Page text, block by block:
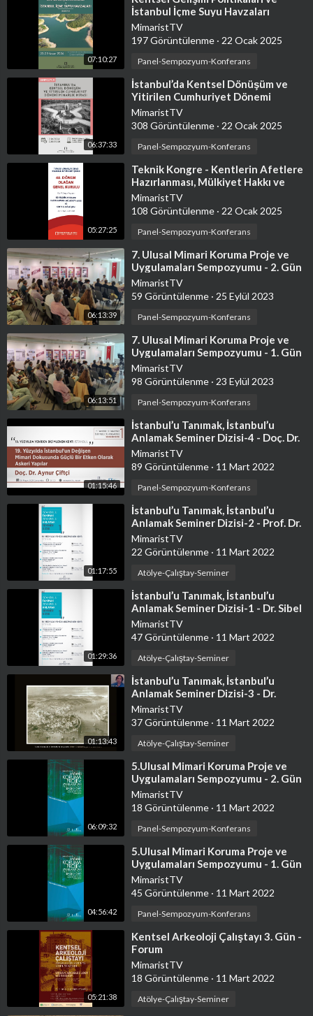
07:10:27
İstanbul İçme Suyu Havzaları
Sempozyumu - 1. Gün
MimaristTV
197 Görüntülenme · 22 Ocak 2025
Panel-Sempozyum-Konferans
06:37:33
⁣İstanbul’da Kentsel Dönüşüm ve
Yitirilen Cumhuriyet Dönemi
Mimarlık Mirası Sempozyumu
MimaristTV
308 Görüntülenme · 22 Ocak 2025
Panel-Sempozyum-Konferans
05:27:25
⁣Teknik Kongre - Kentlerin Afetlere
Hazırlanması, Mülkiyet Hakkı ve
Kentsel Dönüşüm
MimaristTV
108 Görüntülenme · 22 Ocak 2025
Panel-Sempozyum-Konferans
06:13:39
⁣7. Ulusal Mimari Koruma Proje ve
Uygulamaları Sempozyumu - 2. Gün
MimaristTV
59 Görüntülenme · 25 Eylül 2023
Panel-Sempozyum-Konferans
06:13:51
⁣7. Ulusal Mimari Koruma Proje ve
Uygulamaları Sempozyumu - 1. Gün
MimaristTV
98 Görüntülenme · 23 Eylül 2023
Panel-Sempozyum-Konferans
01:15:46
⁣İstanbul’u Tanımak, İstanbul’u
Anlamak Seminer Dizisi-4 - Doç. Dr.
Aynur Çiftçi
MimaristTV
89 Görüntülenme · 11 Mart 2022
Panel-Sempozyum-Konferans
01:17:55
⁣İstanbul’u Tanımak, İstanbul’u
Anlamak Seminer Dizisi-2 - Prof. Dr.
Zafer Toprak
MimaristTV
22 Görüntülenme · 11 Mart 2022
Atölye-Çalıştay-Seminer
01:29:36
⁣İstanbul’u Tanımak, İstanbul’u
Anlamak Seminer Dizisi-1 - Dr. Sibel
Gürses Söğüt
MimaristTV
47 Görüntülenme · 11 Mart 2022
Atölye-Çalıştay-Seminer
01:13:43
⁣İstanbul’u Tanımak, İstanbul’u
Anlamak Seminer Dizisi-3 - Dr.
Gözde Çelik
MimaristTV
37 Görüntülenme · 11 Mart 2022
Atölye-Çalıştay-Seminer
06:09:32
⁣5.Ulusal Mimari Koruma Proje ve
Uygulamaları Sempozyumu - 2. Gün
MimaristTV
18 Görüntülenme · 11 Mart 2022
Panel-Sempozyum-Konferans
04:56:42
⁣5.Ulusal Mimari Koruma Proje ve
Uygulamaları Sempozyumu - 1. Gün
MimaristTV
45 Görüntülenme · 11 Mart 2022
Panel-Sempozyum-Konferans
05:21:38
⁣Kentsel Arkeoloji Çalıştayı 3. Gün -
Forum
MimaristTV
18 Görüntülenme · 11 Mart 2022
Atölye-Çalıştay-Seminer